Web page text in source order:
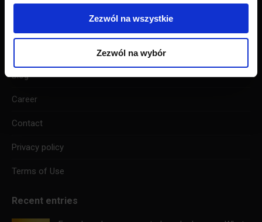
Zezwól na wszystkie
Zezwól na wybór
For publishers
Blog
Career
Contact
Privacy policy
Terms of Use
Recent entries